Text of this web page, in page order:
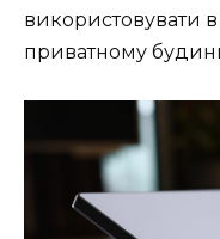
використовувати в
приватному